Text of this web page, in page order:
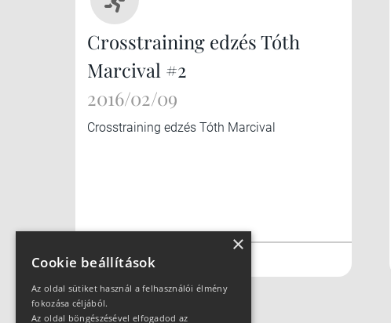
Crosstraining edzés Tóth
Marcival #2
2016/02/09
Crosstraining edzés Tóth Marcival
×
Cookie beállítások
Az oldal sütiket használ a felhasználói élmény
fokozása céljából.
Az oldal böngészésével elfogadod az